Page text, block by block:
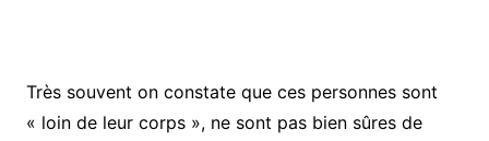
Très souvent on constate que ces personnes sont
« loin de leur corps », ne sont pas bien sûres de